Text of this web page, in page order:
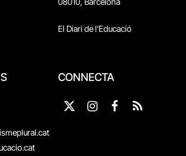
El Diari de l'Educació
CONNECTA
X
Instagram
Facebook
RSS